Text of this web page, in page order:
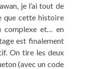
je l’ai tout de
que cette histoire
complexe et… en
est finalement
On tire les deux
(avec un code